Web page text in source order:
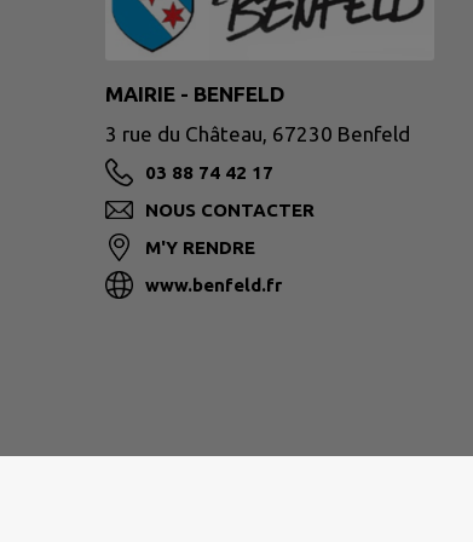
MAIRIE - BENFELD
3 rue du Château, 67230 Benfeld
03 88 74 42 17
NOUS CONTACTER
M'Y RENDRE
www.benfeld.fr